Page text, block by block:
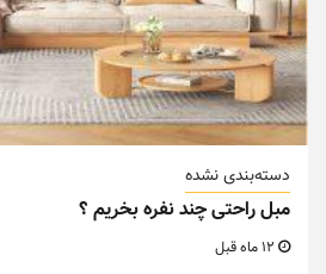
دسته‌بندی نشده
مبل راحتی چند نفره بخریم ؟